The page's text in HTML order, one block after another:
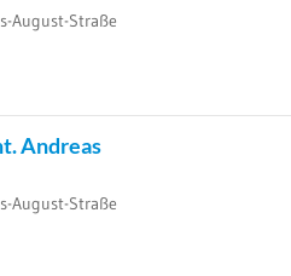
August-Straße
Andreas
August-Straße